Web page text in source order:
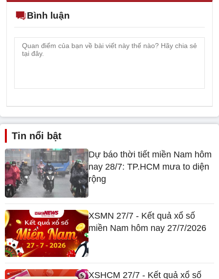
Bình luận
Tin nổi bật
Dự báo thời tiết miền Nam hôm
nay 28/7: TP.HCM mưa to diện
rộng
XSMN 27/7 - Kết quả xổ số
miền Nam hôm nay 27/7/2026
XSHCM 27/7 - Kết quả xổ số